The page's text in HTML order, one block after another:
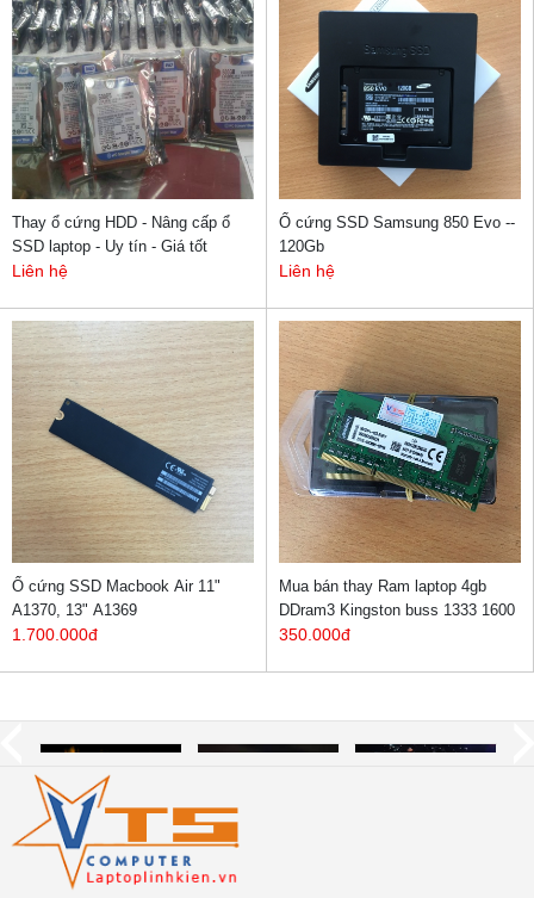
Thay ổ cứng HDD - Nâng cấp ổ
SSD laptop - Uy tín - Giá tốt
Liên hệ
Ổ cứng SSD Samsung 850 Evo --
120Gb
Liên hệ
Ổ cứng SSD Macbook Air 11"
A1370, 13" A1369
1.700.000đ
Mua bán thay Ram laptop 4gb
DDram3 Kingston buss 1333 1600
350.000đ